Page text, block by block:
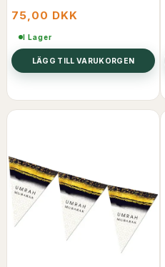
75,00 DKK
I Lager
LÄGG TILL VARUKORGEN